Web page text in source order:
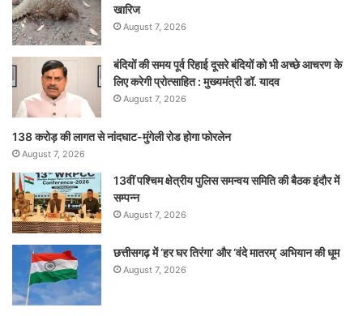
खारिज
August 7, 2026
बंदियों की समय पूर्व रिहाई दूसरे बंदियों को भी अच्छे आचरण के
लिए करेगी प्रोत्साहित : मुख्यमंत्री डॉ. यादव
August 7, 2026
138 करोड़ की लागत से नांदघाट-मुंगेली रोड होगा फोरलेन
August 7, 2026
13वीं पश्चिम क्षेत्रीय पुलिस समन्वय समिति की बैठक इंदौर में
सम्पन्न
August 7, 2026
छत्तीसगढ़ में ‘हर घर तिरंगा’ और ‘वंदे मातरम्’ अभियान की धूम
August 7, 2026